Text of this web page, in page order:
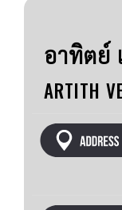
อาทิตย์
ARTITH